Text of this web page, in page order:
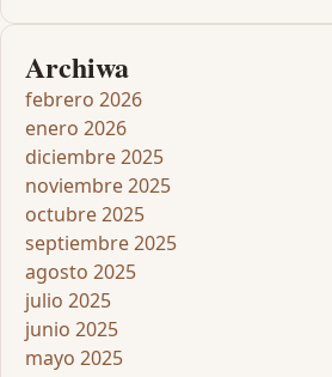
Archiwa
febrero 2026
enero 2026
diciembre 2025
noviembre 2025
octubre 2025
septiembre 2025
agosto 2025
julio 2025
junio 2025
mayo 2025